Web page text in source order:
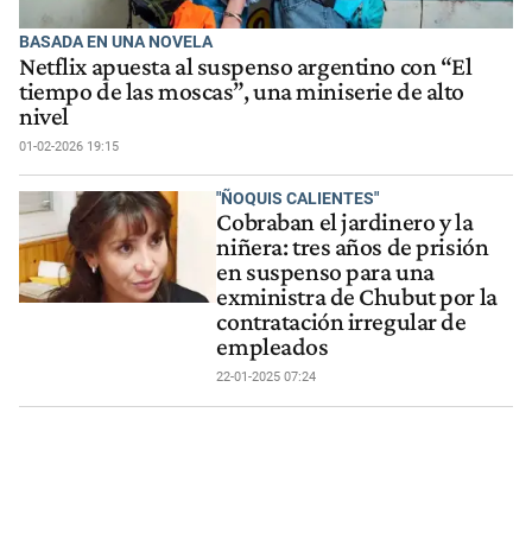
BASADA EN UNA NOVELA
Netflix apuesta al suspenso argentino con “El
tiempo de las moscas”, una miniserie de alto
nivel
01-02-2026 19:15
"ÑOQUIS CALIENTES"
Cobraban el jardinero y la
niñera: tres años de prisión
en suspenso para una
exministra de Chubut por la
contratación irregular de
empleados
22-01-2025 07:24